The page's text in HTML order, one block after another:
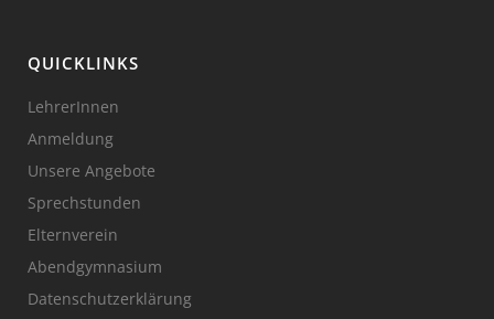
QUICKLINKS
LehrerInnen
Anmeldung
Unsere Angebote
Sprechstunden
Elternverein
Abendgymnasium
Datenschutzerklärung